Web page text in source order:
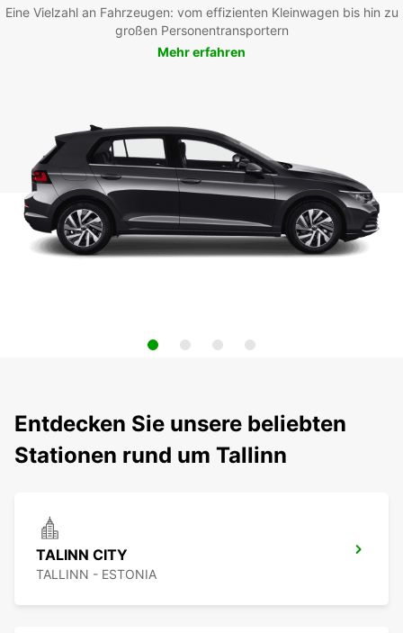
Eine Vielzahl an Fahrzeugen: vom effizienten Kleinwagen bis hin zu
großen Personentransportern
Mehr erfahren
Entdecken Sie unsere beliebten
Stationen rund um Tallinn
TALINN CITY
TALLINN - ESTONIA